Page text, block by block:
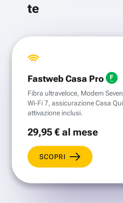
te
Fastweb Casa Pro
Fibra ultraveloce, Modem
Wi‑Fi 7, assicurazione Casa
attivazione inclusi.
29,95 €al mese
SCOPRI